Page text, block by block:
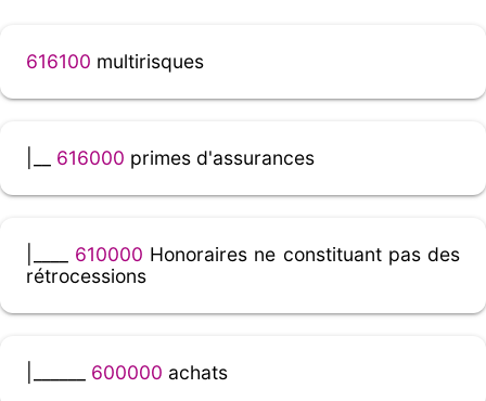
616100 multirisques
616000 primes d'assurances
610000 Honoraires ne constituant pas des
rétrocessions
600000 achats